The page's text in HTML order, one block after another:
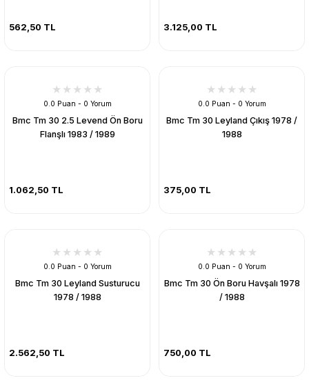
562,50 TL 3.125,00 TL
0.0 Puan - 0 Yorum
Bmc Tm 30 2.5 Levend Ön Boru
Flanşlı 1983 / 1989
1.062,50 TL
0.0 Puan - 0 Yorum
Bmc Tm 30 Leyland Çıkış 1978 /
1988
375,00 TL
0.0 Puan - 0 Yorum
Bmc Tm 30 Leyland Susturucu
1978 / 1988
2.562,50 TL
0.0 Puan - 0 Yorum
Bmc Tm 30 Ön Boru Havşalı 1978
/ 1988
750,00 TL